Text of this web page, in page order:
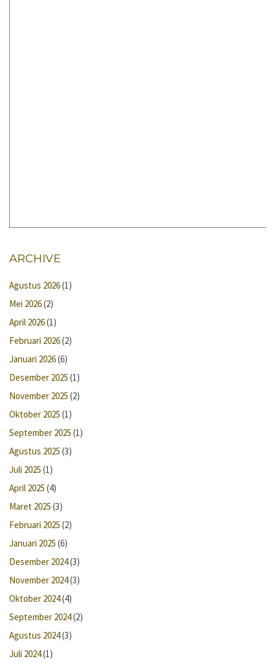
ARCHIVE
Agustus 2026(1)
Mei 2026(2)
April 2026(1)
Februari 2026(2)
Januari 2026(6)
Desember 2025 (1)
November 2025 (2)
Oktober 2025 (1)
September 2025 (1)
Agustus 2025 (3)
Juli 2025 (1)
April 2025 (4)
Maret 2025 (3)
Februari 2025 (2)
Januari 2025 (6)
Desember 2024(3)
November 2024(3)
Oktober 2024(4)
September 2024(2)
Agustus 2024(3)
Juli 2024(1)